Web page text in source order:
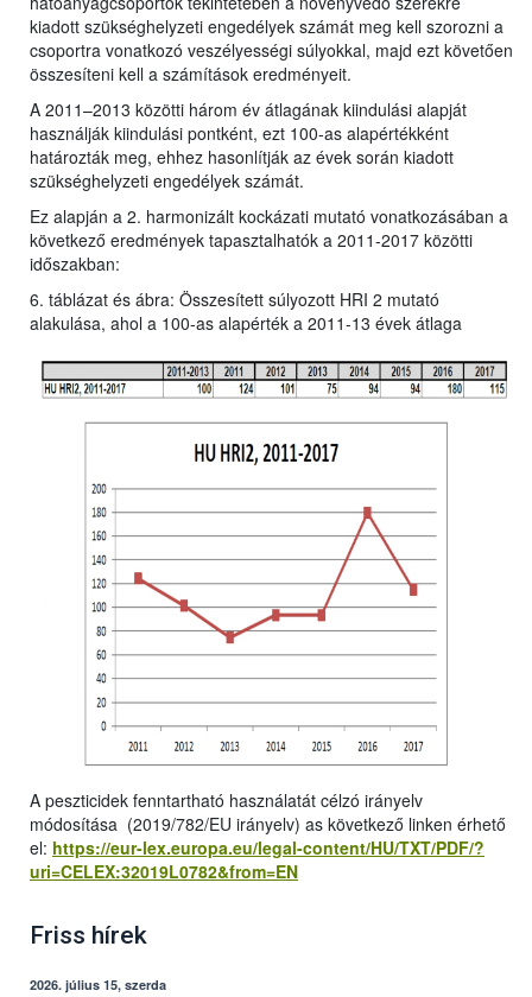
kiadott szükséghelyzeti engedélyek számát meg kell szorozni a
csoportra vonatkozó veszélyességi súlyokkal, majd ezt követően
összesíteni kell a számítások eredményeit.
A 2011–2013 közötti három év átlagának kiindulási alapját
használják kiindulási pontként, ezt 100-as alapértékként
határozták meg, ehhez hasonlítják az évek során kiadott
szükséghelyzeti engedélyek számát.
Ez alapján a 2. harmonizált kockázati mutató vonatkozásában a
következő eredmények tapasztalhatók a 2011-2017 közötti
időszakban:
6. táblázat és ábra: Összesített súlyozott HRI 2 mutató
alakulása, ahol a 100-as alapérték a 2011-13 évek átlaga
A peszticidek fenntartható használatát célzó irányelv
módosítása (2019/782/EU irányelv) as következő linken érhető
el: https://eur-lex.europa.eu/legal-content/HU/TXT/PDF/?
uri=CELEX:32019L0782&from=EN
Friss hírek
2026. július 15, szerda